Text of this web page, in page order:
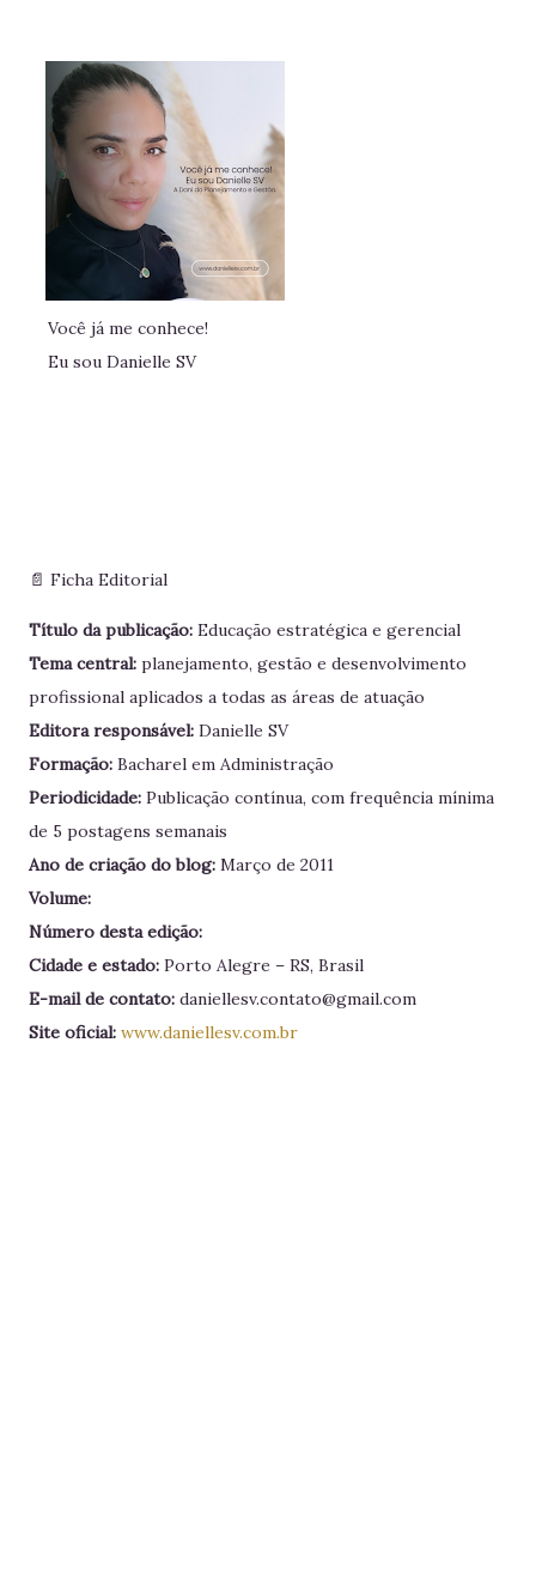
Você já me conhece!
Eu sou Danielle SV
📄 Ficha Editorial
Título da publicação: Educação estratégica e gerencial
Tema central: planejamento, gestão e desenvolvimento
profissional aplicados a todas as áreas de atuação
Editora responsável: Danielle SV
Formação: Bacharel em Administração
Periodicidade: Publicação contínua, com frequência mínima
de 5 postagens semanais
Ano de criação do blog: Março de 2011
Volume:
Número desta edição:
Cidade e estado: Porto Alegre – RS, Brasil
E-mail de contato: daniellesv.contato@gmail.com
Site oficial: www.daniellesv.com.br